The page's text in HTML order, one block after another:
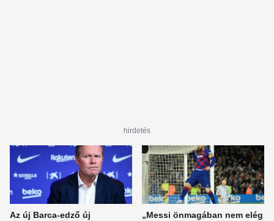
hirdetés
Az új Barca-edző új
„Messi önmagában nem elég